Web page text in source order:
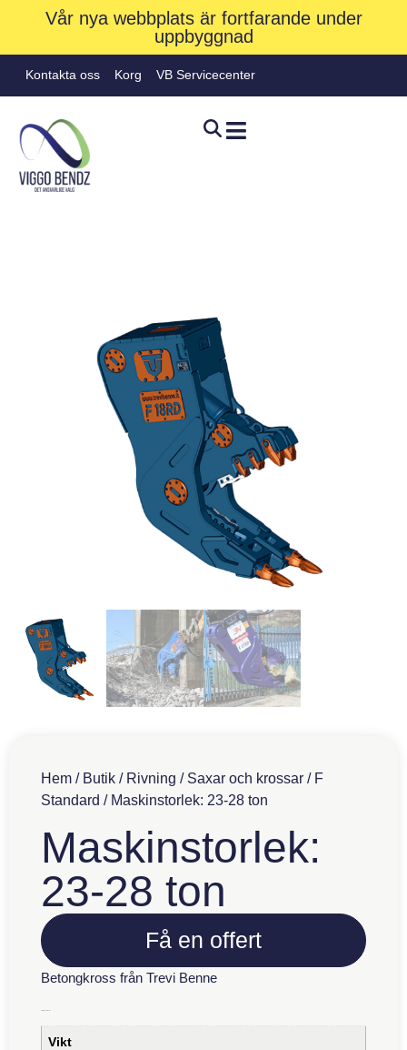
Vår nya webbplats är fortfarande under
uppbyggnad
Kontakta oss Korg VB Servicecenter
Hem / Butik / Rivning / Saxar och krossar / F
Standard / Maskinstorlek: 23-28 ton
Maskinstorlek:
23-28 ton
Få en offert
Betongkross från Trevi Benne
Vikt